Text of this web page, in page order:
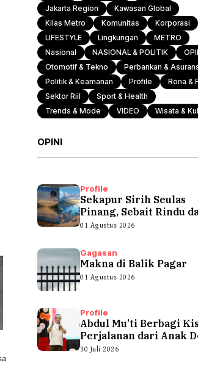
Jakarta Region
Kawasan Global
Kilas Metro
Komunitas
Korporasi
LIFESTYLE
Lingkungan
METRO
Nasional
NASIONAL & POLITIK
Otomotif & Tekno
Perbankan &
Politik & Keamanan
Profile
Rona &
Sektor Riil
Sport & Health
Trends & Mode
VIDEO Wisata &
OPINI
Profile
Sekapur Sirih Seulas
Pinang, Sebait Rindu
Tepian Teluk
01 Agustus 2026
Gagasan
Makna di Balik Pagar
01 Agustus 2026
Profile
Abdul Mu’ti Berbagi
Perjalanan dari Anak
hingga...
30 Juli 2026